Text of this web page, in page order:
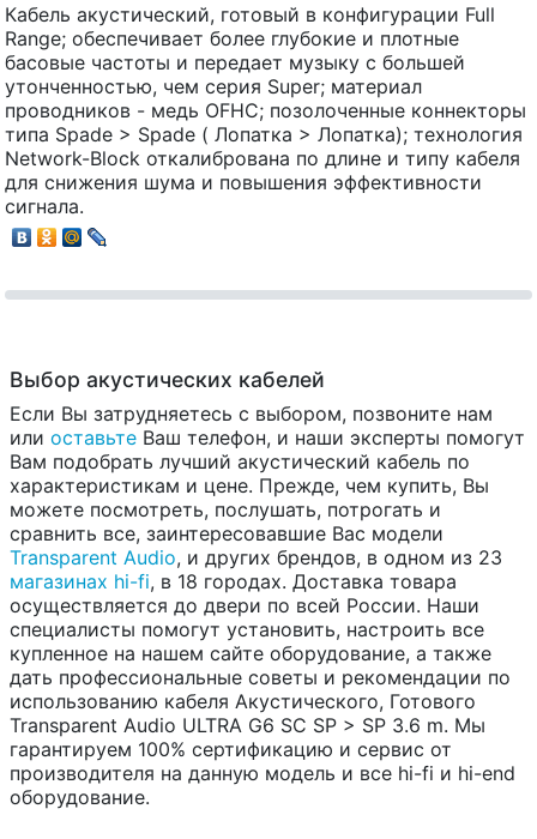
Кабель акустический, готовый в конфигурации Full
Range; обеспечивает более глубокие и плотные
басовые частоты и передает музыку с большей
утонченностью, чем серия Super; материал
проводников - медь OFHC; позолоченные коннекторы
типа Spade > Spade ( Лопатка > Лопатка); технология
Network-Block откалибрована по длине и типу кабеля
для снижения шума и повышения эффективности
сигнала.
Выбор акустических кабелей
Если Вы затрудняетесь с выбором, позвоните нам
или оставьте Ваш телефон, и наши эксперты помогут
Вам подобрать лучший акустический кабель по
характеристикам и цене. Прежде, чем купить, Вы
можете посмотреть, послушать, потрогать и
сравнить все, заинтересовавшие Вас модели
Transparent Audio, и других брендов, в одном из 23
магазинах hi-fi, в 18 городах. Доставка товара
осуществляется до двери по всей России. Наши
специалисты помогут установить, настроить все
купленное на нашем сайте оборудование, а также
дать профессиональные советы и рекомендации по
использованию кабеля Акустического, Готового
Transparent Audio ULTRA G6 SC SP > SP 3.6 m. Мы
гарантируем 100% сертификацию и сервис от
производителя на данную модель и все hi-fi и hi-end
оборудование.